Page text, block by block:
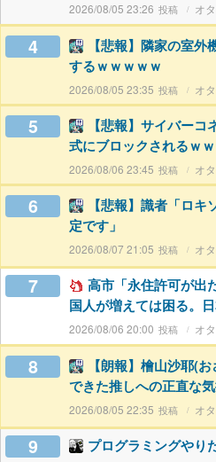
2026/08/05 23:26 オ
4
【悲報】隣家の室
するｗｗｗｗｗ
2026/08/05 23:35 オ
5
【悲報】サイバー
式にブロックされるｗ
2026/08/06 23:45 オ
6
【悲報】識者「ロ
定です」
2026/08/07 21:05 オ
7
高市「永住許可が出
国人が増えては困る。
2026/08/06 20:00 オ
8
【朗報】檜山沙耶(
できた推しへの正直な
2026/08/05 22:35 オ
9 プログラミングやり